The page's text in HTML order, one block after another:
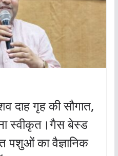
दाह गृह की सौगात,
स्वीकृत।गैस बेस्ड
पशुओं का वैज्ञानिक